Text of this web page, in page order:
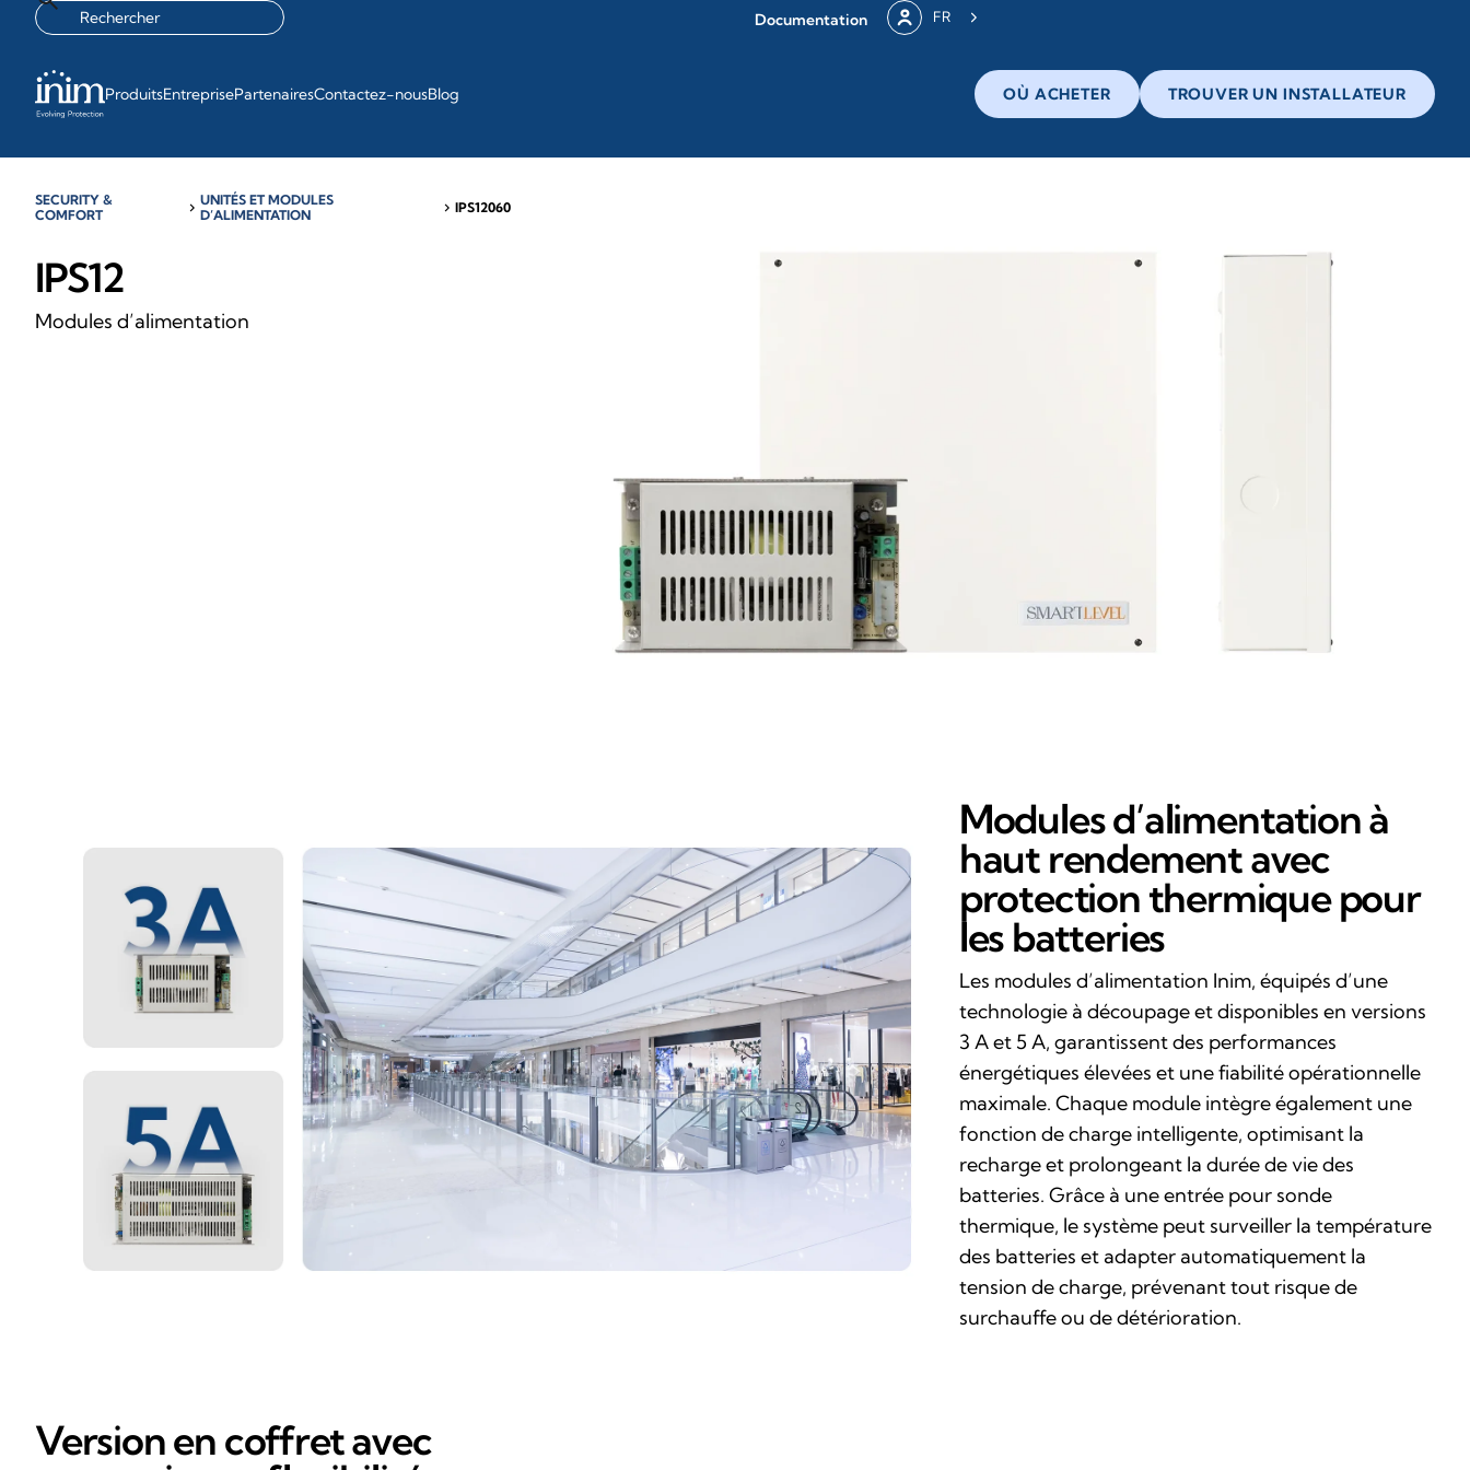
Documentation FR
ProduitsEntreprisePartenairesContactez-nousBlog OÙ ACHETER TROUVER UN INSTALLATEUR
SECURITY &
COMFORT
chevron_rightUNITÉS ET MODULES
D’ALIMENTATION
chevron_rightIPS12060
IPS12
Modules d’alimentation
Modules d’alimentation à
haut rendement avec
protection thermique pour
les batteries
Les modules d’alimentation Inim, équipés d’une
technologie à découpage et disponibles en versions
3 A et 5 A, garantissent des performances
énergétiques élevées et une fiabilité opérationnelle
maximale. Chaque module intègre également une
fonction de charge intelligente, optimisant la
recharge et prolongeant la durée de vie des
batteries. Grâce à une entrée pour sonde
thermique, le système peut surveiller la température
des batteries et adapter automatiquement la
tension de charge, prévenant tout risque de
surchauffe ou de détérioration.
Version en coffret avec